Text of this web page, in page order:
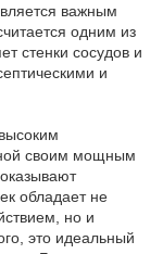
важным
одним из
стенки сосудов и
и
своим мощным
обладает не
но и
это идеальный